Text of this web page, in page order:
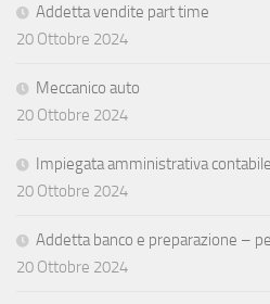
Addetta vendite part time
20 Ottobre 2024
Meccanico auto
20 Ottobre 2024
Impiegata amministrativa contabile
20 Ottobre 2024
Addetta banco e preparazione –
20 Ottobre 2024